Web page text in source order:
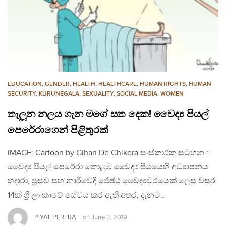
EDUCATION, GENDER, HEALTH, HEALTHCARE, HUMAN RIGHTS, HUMAN
SECURITY, KURUNEGALA, SEXUALITY, SOCIAL MEDIA, WOMEN
තැලූන නලය ගැන මගේ සත දෙක! වෛද්‍ය පියල්
පෙරේරාගෙන් පිළිතුරක්
iMAGE: Cartoon by Gihan De Chikera සංස්කාරක සටහන :
වෛද්‍ය පියල් පෙරේරා කොළඹ වෛද්‍ය පීඨයෙහි අධ්‍යාපනය
හදාරා, ප්‍රසව සහ නාරීවේදී ජේෂ්ඨ වෛද්‍යවරයෙක් ලෙස වසර
14ක් ශ්‍රී ලාංකාවේ සේවය කර ඇති අතර, දැනට…
PIYAL PERERA on June 3, 2019